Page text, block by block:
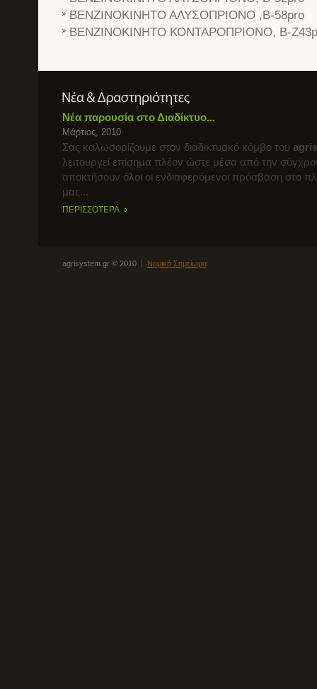
ΒΕΝΖΙΝΟΚΙΝΗΤΟ ΑΛΥΣΟΠΡΙΟΝΟ ,B-58pro
ΒΕΝΖΙΝΟΚΙΝΗΤΟ ΚΟΝΤΑΡΟΠΡΙΟΝΟ, B-
Νέα παρουσία στο Διαδίκτυο...
Μάρτιος, 2010
Σας καλωσορίζουμε στον διαδικτυακό κόμβο του
λειτουργεί επίσημα πλέον ώστε μέσα από την
αποκτήσουν όλοι οι ενδιαφερόμενοι πρόσβαση στο
μας...
ΠΕΡΙΣΣΟΤΕΡΑ
agrisystem.gr © 2010 Νομικό Σημείωμα